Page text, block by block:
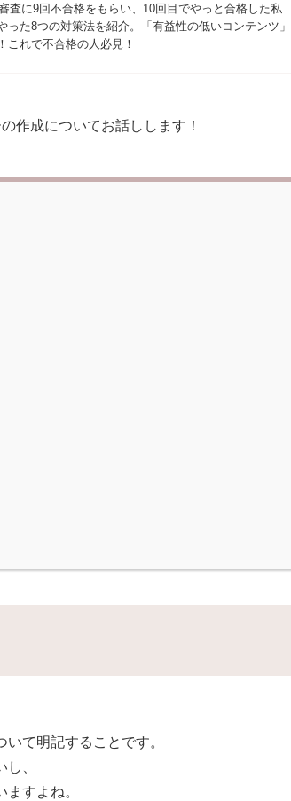
査に9回不合格をもらい、10回目でやっと合格した私
った8つの対策法を紹介。「有益性の低いコンテンツ」
これで不合格の人必見！
作成についてお話しします！
て明記することです。
、
すよね。